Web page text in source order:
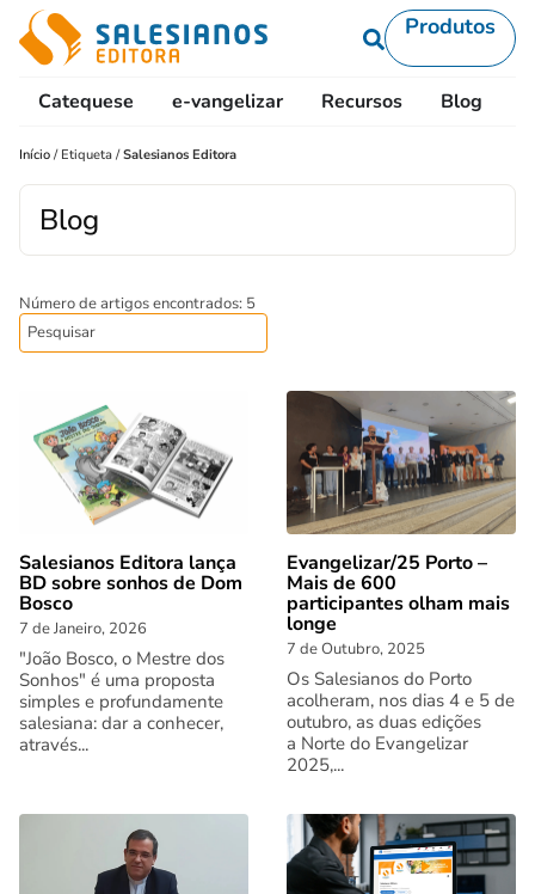
Produtos
Catequese e-vangelizar Recursos Blog
Início / Etiqueta /Salesianos Editora
Blog
Número de artigos encontrados: 5
Salesianos Editora lança
BD sobre sonhos de Dom
Bosco
7 de Janeiro, 2026
"João Bosco, o Mestre dos
Sonhos" é uma proposta
simples e profundamente
salesiana: dar a conhecer,
através...
Evangelizar/25 Porto –
Mais de 600
participantes olham mais
longe
7 de Outubro, 2025
Os Salesianos do Porto
acolheram, nos dias 4 e 5 de
outubro, as duas edições
a Norte do Evangelizar
2025,...